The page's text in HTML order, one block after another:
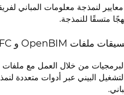
لنمذجة معلومات المباني
متسقًا للنمذجة.
البيني عبر أدوات متعددة